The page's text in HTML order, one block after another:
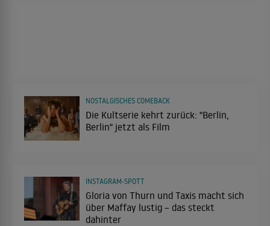
Die Kultserie kehrt zurück: "Berlin,
Berlin" jetzt als Film
NOSTALGISCHES COMEBACK
Gloria von Thurn und Taxis macht sich
über Maffay lustig – das steckt
dahinter
INSTAGRAM-SPOTT